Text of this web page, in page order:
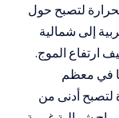
لتصبح حول
إلى شمالية
ارتفاع الموج.
في معظم
لتصبح أدنى من